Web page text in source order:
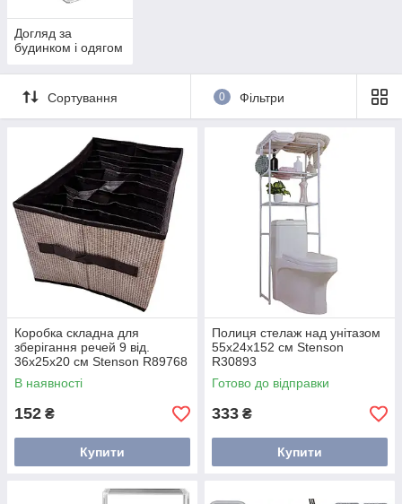
Догляд за
будинком і одягом
Сортування 0 Фільтри
Коробка складна для
зберігання речей 9 від.
36х25х20 см Stenson R89768
В наявності
152 ₴
Купити
Полиця стелаж над унітазом
55х24х152 см Stenson
R30893
Готово до відправки
333 ₴
Купити